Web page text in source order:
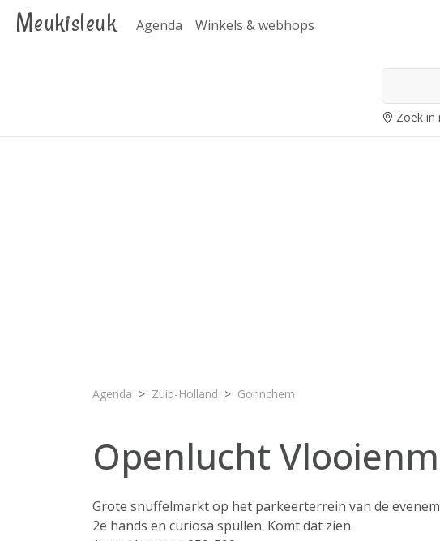
Meukisleuk Agenda Winkels & webhops
Zoek in
Agenda Zuid-Holland Gorinchem
Openlucht
Grote snuffelmarkt op het parkeerterrein van de
2e hands en curiosa spullen. Komt dat zien.